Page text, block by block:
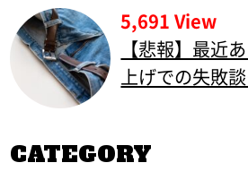
5,691 View
【悲報】最近
上げでの失敗
CATEGORY